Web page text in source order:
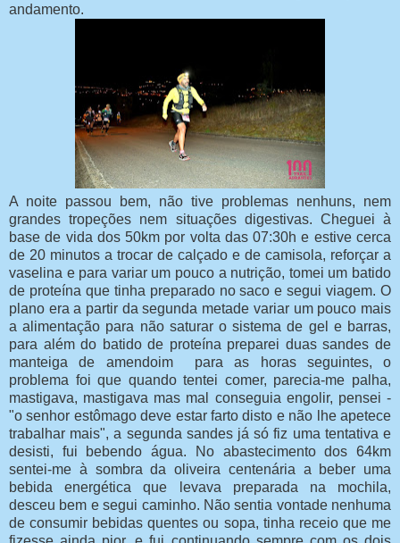
andamento.
A noite passou bem, não tive problemas nenhuns, nem
grandes tropeções nem situações digestivas. Cheguei à
base de vida dos 50km por volta das 07:30h e estive cerca
de 20 minutos a trocar de calçado e de camisola, reforçar a
vaselina e para variar um pouco a nutrição, tomei um batido
de proteína que tinha preparado no saco e segui viagem. O
plano era a partir da segunda metade variar um pouco mais
a alimentação para não saturar o sistema de gel e barras,
para além do batido de proteína preparei duas sandes de
manteiga de amendoim para as horas seguintes, o
problema foi que quando tentei comer, parecia-me palha,
mastigava, mastigava mas mal conseguia engolir, pensei -
"o senhor estômago deve estar farto disto e não lhe apetece
trabalhar mais", a segunda sandes já só fiz uma tentativa e
desisti, fui bebendo água. No abastecimento dos 64km
sentei-me à sombra da oliveira centenária a beber uma
bebida energética que levava preparada na mochila,
desceu bem e segui caminho. Não sentia vontade nenhuma
de consumir bebidas quentes ou sopa, tinha receio que me